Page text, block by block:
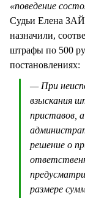
«поведение
Судьи Елена
назначили,
штрафы по 500
постановлениях:
— При
взыскания
приставов,
решение о
размере